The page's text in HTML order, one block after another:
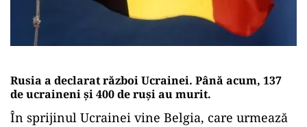
Rusia a declarat război Ucrainei. Până acum, 137
de ucraineni și 400 de ruși au murit.
În sprijinul Ucrainei vine Belgia, care urmează